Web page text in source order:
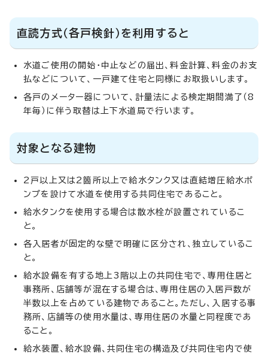
直読方式（各戸検針）を利用すると
水道ご使用の開始・中止などの届出、料金計算、料金のお支
払などについて、一戸建て住宅と同様にお取扱いします。
各戸のメーター器について、計量法による検定期間満了（8
年毎）に伴う取替は上下水道局で行います。
対象となる建物
2戸以上又は2箇所以上で給水タンク又は直結増圧給水ポ
ンプを設けて水道を使用する共同住宅であること。
給水タンクを使用する場合は散水栓が設置されているこ
と。
各入居者が固定的な壁で明確に区分され、独立しているこ
と。
給水設備を有する地上3階以上の共同住宅で、専用住居と
事務所、店舗等が混在する場合は、専用住居の入居戸数が
半数以上を占めている建物であること。ただし、入居する事
務所、店舗等の使用水量は、専用住居の水量と同程度であ
ること。
給水装置、給水設備、共同住宅の構造及び共同住宅内で使